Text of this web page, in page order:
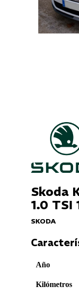
Skoda
1.0 TSI
SKODA
Año
Kilómetros